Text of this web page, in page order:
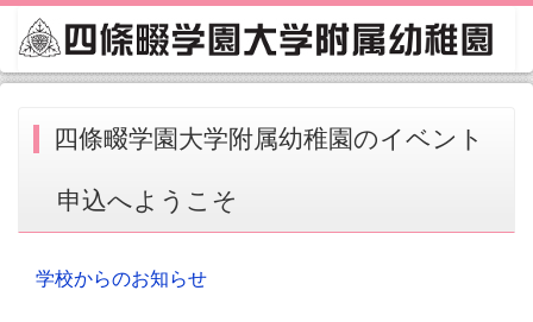
四條畷学園大学附属幼稚園のイベント
申込へようこそ
学校からのお知らせ